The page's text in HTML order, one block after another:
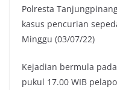
Polresta
kasus pencurian
Minggu (03/07/22)
Kejadian bermula
pukul 17.00 WIB